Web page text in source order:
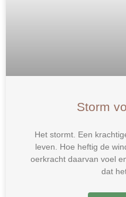
Storm
Het stormt. Een
leven. Hoe heftig de
oerkracht daarvan voel
dat